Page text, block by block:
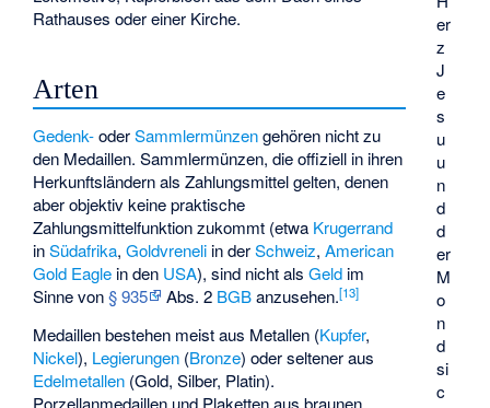
er
z
J
e
s
u
u
n
d
d
er
M
o
n
d
si
c
Rathauses oder einer Kirche.
Arten
Gedenk-oderSammlermünzengehören nicht zu
den Medaillen. Sammlermünzen, die offiziell in ihren
Herkunftsländern als Zahlungsmittel gelten, denen
aber objektiv keine praktische
Zahlungsmittelfunktion zukommt (etwa Krugerrand
inSüdafrika,Goldvreneli in derSchweiz,American
Gold Eagle in den USA), sind nicht alsGeld im
Sinne von§ 935 Abs. 2 BGBanzusehen.[13]
Medaillen bestehen meist aus Metallen (Kupfer,
Nickel), Legierungen (Bronze) oder seltener aus
Edelmetallen (Gold, Silber, Platin).
Porzellanmedaillen und Plaketten aus braunen